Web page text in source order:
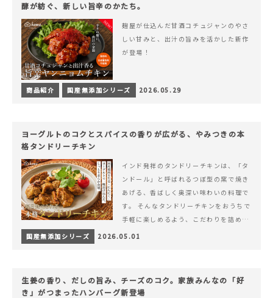
酵が紡ぐ、新しい旨辛のかたち。
麹屋が仕込んだ甘酒コチュジャンのやさ
しい甘みと、出汁の旨みを活かした新作
が登場！
商品紹介 国産無添加シリーズ 2026.05.29
ヨーグルトのコクとスパイスの香りが広がる、やみつきの本
格タンドリーチキン
インド発祥のタンドリーチキンは、「タ
ンドール」と呼ばれるつぼ型の窯で焼き
あげる、香ばしく奥深い味わいの料理で
す。 そんなタンドリーチキンをおうちで
手軽に楽しめるよう、こだわりを詰め込
んで仕上げました。 様々なシーンでお召
国産無添加シリーズ 2026.05.01
生姜の香り、だしの旨み、チーズのコク。家族みんなの「好
き」がつまったハンバーグ新登場